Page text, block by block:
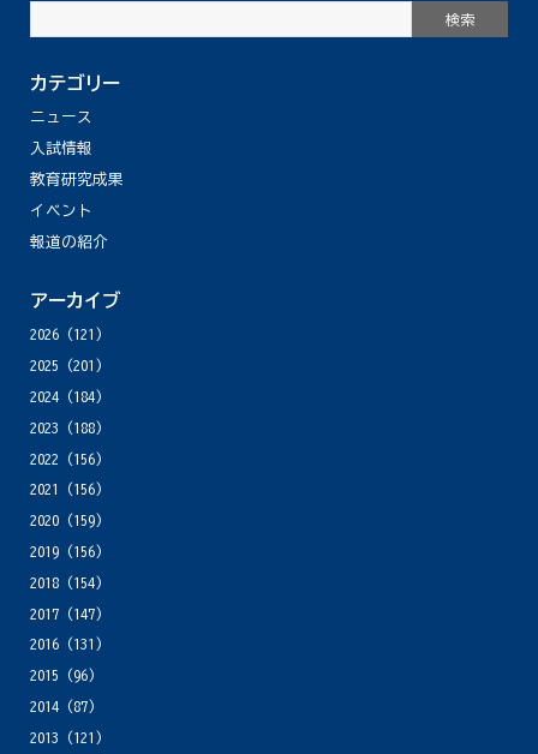
カテゴリー
ニュース
入試情報
教育研究成果
イベント
報道の紹介
アーカイブ
2026(121)
2025 (201)
2024(184)
2023 (188)
2022 (156)
2021
(156)
2020(159)
2019(156)
2018(154)
2017(147)
2016(131)
2015 (96)
2014(87)
2013 (121)